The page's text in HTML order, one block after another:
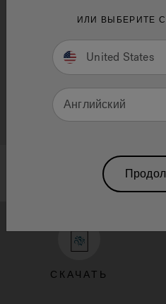
СКАЧАТЬ
ИЛИ ВЫБЕРИТЕ
United States
Английский